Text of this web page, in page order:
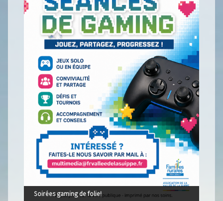
Soirées gaming de folie!